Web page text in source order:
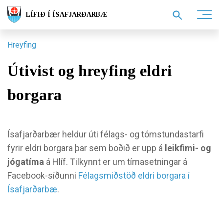
LÍFIÐ Í ÍSAFJARÐARBÆ
Hreyfing
Útivist og hreyfing eldri
borgara
Ísafjarðarbær heldur úti félags- og tómstundastarfi
fyrir eldri borgara þar sem boðið er upp á leikfimi- og
jógatíma á Hlíf. Tilkynnt er um tímasetningar á
Facebook-síðunni Félagsmiðstöð eldri borgara í
Ísafjarðarbæ.